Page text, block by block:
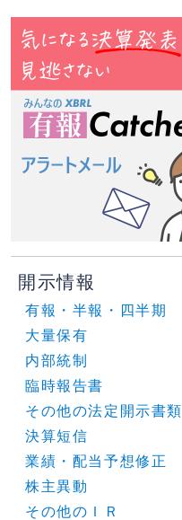
開示情報
有報・半報・四半期
大量保有
内部統制
臨時報告書
その他の法定開示書類
決算短信
業績・配当予想修正
株主異動
その他のＩＲ